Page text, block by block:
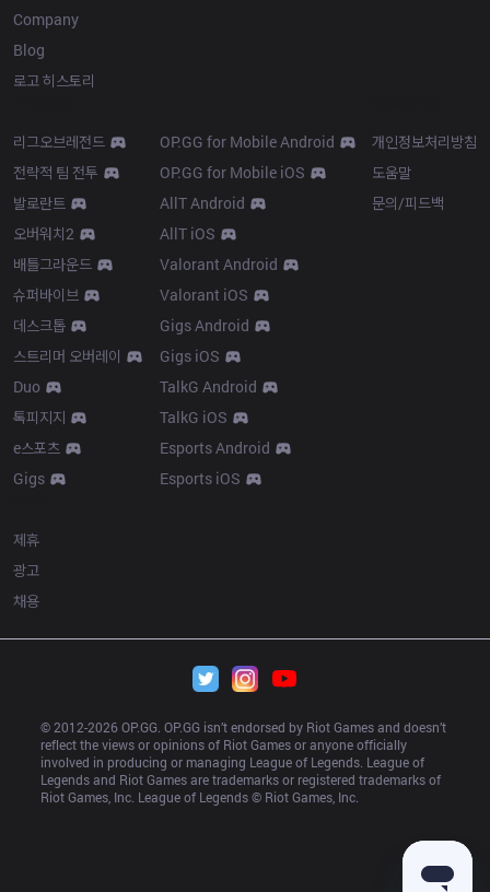
Company
Blog
로고 히스토리
리그오브레전드
전략적 팀 전투
발로란트
오버워치2
배틀그라운드
슈퍼바이브
데스크톱
스트리머 오버레이
Duo
톡피지지
e스포츠
Gigs
OP.GG for Mobile Android
OP.GG for Mobile iOS
AllT Android
AllT iOS
Valorant Android
Valorant iOS
Gigs Android
Gigs iOS
TalkG Android
TalkG iOS
Esports Android
Esports iOS
개인정보처리방침
도움말
문의/피드백
제휴
광고
채용
© 2012-2026 OP.GG. OP.GG isn’t endorsed by Riot Games and doesn’t
reflect the views or opinions of Riot Games or anyone officially
involved in producing or managing League of Legends. League of
Legends and Riot Games are trademarks or registered trademarks of
Riot Games, Inc. League of Legends © Riot Games, Inc.